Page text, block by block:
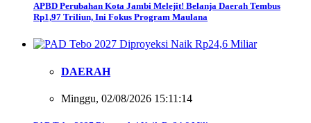
APBD Perubahan Kota Jambi Melejit! Belanja Daerah Tembus
Rp1,97 Triliun, Ini Fokus Program Maulana
DAERAH
Minggu, 02/08/2026 15:11:14